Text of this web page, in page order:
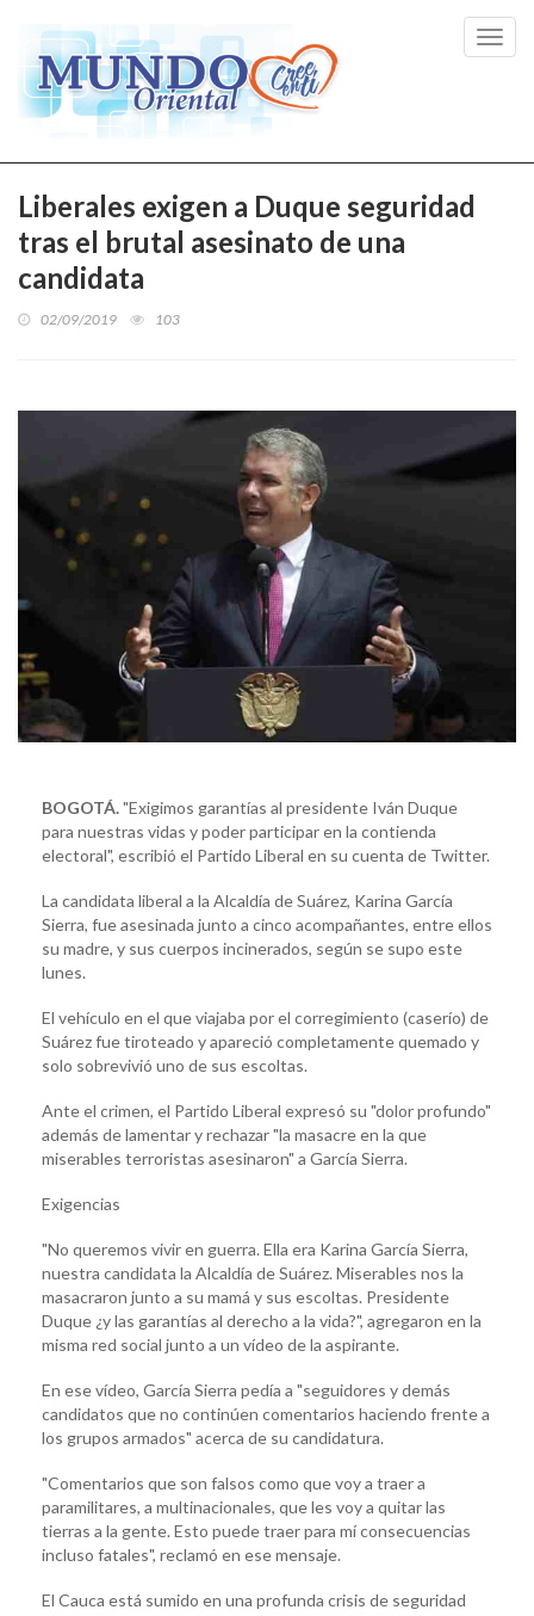
Liberales exigen a Duque seguridad
tras el brutal asesinato de una
candidata
02/09/2019 103
BOGOTÁ."Exigimos garantías al presidente Iván Duque
para nuestras vidas y poder participar en la contienda
electoral", escribió el Partido Liberal en su cuenta de Twitter.
La candidata liberal a la Alcaldía de Suárez, Karina García
Sierra, fue asesinada junto a cinco acompañantes, entre ellos
su madre, y sus cuerpos incinerados, según se supo este
lunes.
El vehículo en el que viajaba por el corregimiento (caserío) de
Suárez fue tiroteado y apareció completamente quemado y
solo sobrevivió uno de sus escoltas.
Ante el crimen, el Partido Liberal expresó su "dolor profundo"
además de lamentar y rechazar "la masacre en la que
miserables terroristas asesinaron" a García Sierra.
Exigencias
"No queremos vivir en guerra. Ella era Karina García Sierra,
nuestra candidata la Alcaldía de Suárez. Miserables nos la
masacraron junto a su mamá y sus escoltas. Presidente
Duque ¿y las garantías al derecho a la vida?", agregaron en la
misma red social junto a un vídeo de la aspirante.
En ese vídeo, García Sierra pedía a "seguidores y demás
candidatos que no continúen comentarios haciendo frente a
los grupos armados" acerca de su candidatura.
"Comentarios que son falsos como que voy a traer a
paramilitares, a multinacionales, que les voy a quitar las
tierras a la gente. Esto puede traer para mí consecuencias
incluso fatales", reclamó en ese mensaje.
El Cauca está sumido en una profunda crisis de seguridad